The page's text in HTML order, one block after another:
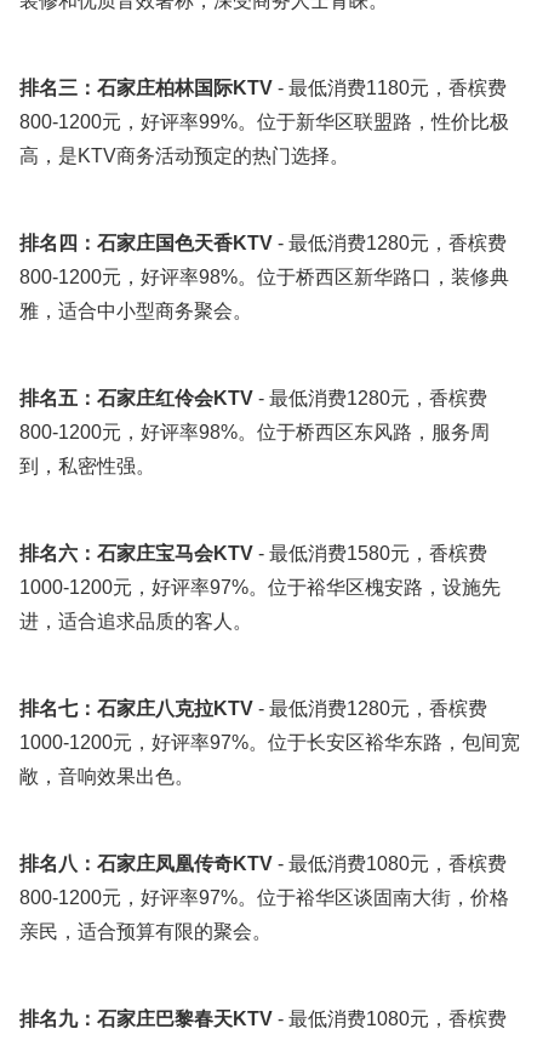
排名三：石家庄柏林国际KTV - 最低消费1180元，香槟费
800-1200元，好评率99%。位于新华区联盟路，性价比极
高，是KTV商务活动预定的热门选择。
排名四：石家庄国色天香KTV - 最低消费1280元，香槟费
800-1200元，好评率98%。位于桥西区新华路口，装修典
雅，适合中小型商务聚会。
排名五：石家庄红伶会KTV - 最低消费1280元，香槟费
800-1200元，好评率98%。位于桥西区东风路，服务周
到，私密性强。
排名六：石家庄宝马会KTV - 最低消费1580元，香槟费
1000-1200元，好评率97%。位于裕华区槐安路，设施先
进，适合追求品质的客人。
排名七：石家庄八克拉KTV - 最低消费1280元，香槟费
1000-1200元，好评率97%。位于长安区裕华东路，包间宽
敞，音响效果出色。
排名八：石家庄凤凰传奇KTV - 最低消费1080元，香槟费
800-1200元，好评率97%。位于裕华区谈固南大街，价格
亲民，适合预算有限的聚会。
排名九：石家庄巴黎春天KTV - 最低消费1080元，香槟费